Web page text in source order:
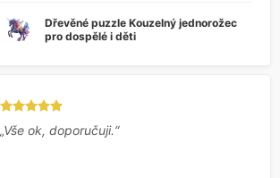
Dřevěné puzzle Kouzelný jednorožec
pro dospělé i děti
„Vše ok, doporučuji.“